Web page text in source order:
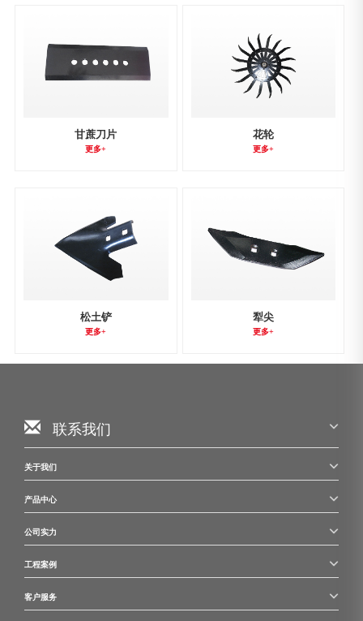
甘蔗刀片
更多+
花轮
更多+
松土铲
更多+
犁尖
更多+
联系我们
关于我们
产品中心
公司实力
工程案例
客户服务